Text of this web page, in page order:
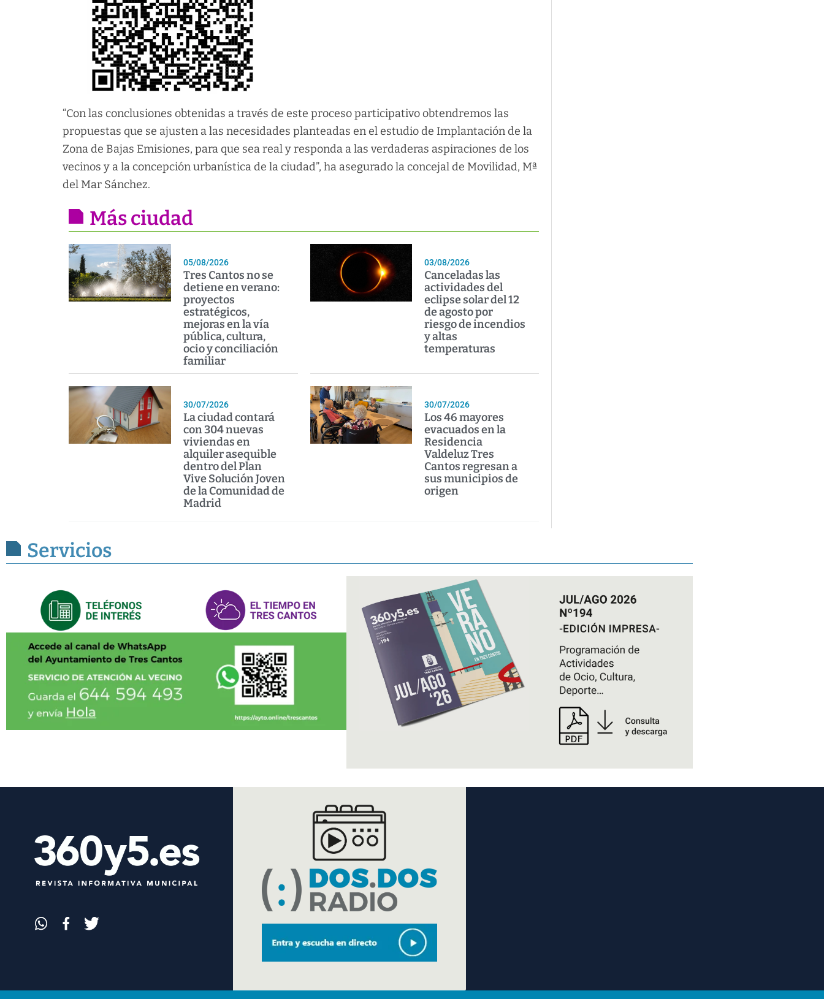
“Con las conclusiones obtenidas a través de este proceso participativo obtendremos las
propuestas que se ajusten a las necesidades planteadas en el estudio de Implantación de la
Zona de Bajas Emisiones, para que sea real y responda a las verdaderas aspiraciones de los
vecinos y a la concepción urbanística de la ciudad”, ha asegurado la concejal de Movilidad, Mª
del Mar Sánchez.
Más ciudad
05/08/2026
Tres Cantos no se
detiene en verano:
proyectos
estratégicos,
mejoras en la vía
pública, cultura,
ocio y conciliación
familiar
03/08/2026
Canceladas las
actividades del
eclipse solar del 12
de agosto por
riesgo de incendios
y altas
temperaturas
30/07/2026
La ciudad contará
con 304 nuevas
viviendas en
alquiler asequible
dentro del Plan
Vive Solución Joven
de la Comunidad de
Madrid
30/07/2026
Los 46 mayores
evacuados en la
Residencia
Valdeluz Tres
Cantos regresan a
sus municipios de
origen
Servicios